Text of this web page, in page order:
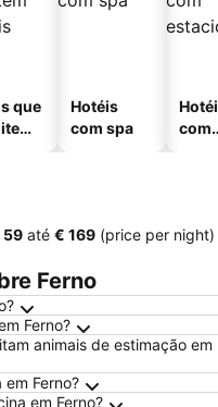
que
Hotéis
com spa
com
59 até ‎€ 169 (price per night)
Ferno
Ferno?
animais de estimação em
Ferno?
em Ferno?